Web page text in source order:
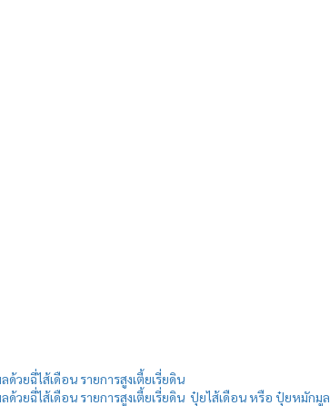
วยฉี่ไส้เดือน รายการสูงเตี้ยเรี่ยดิน
วยฉี่ไส้เดือน รายการสูงเตี้ยเรี่ยดิน ปุ๋ยไส้เดือน หรือ ปุ๋ยหมักมูล